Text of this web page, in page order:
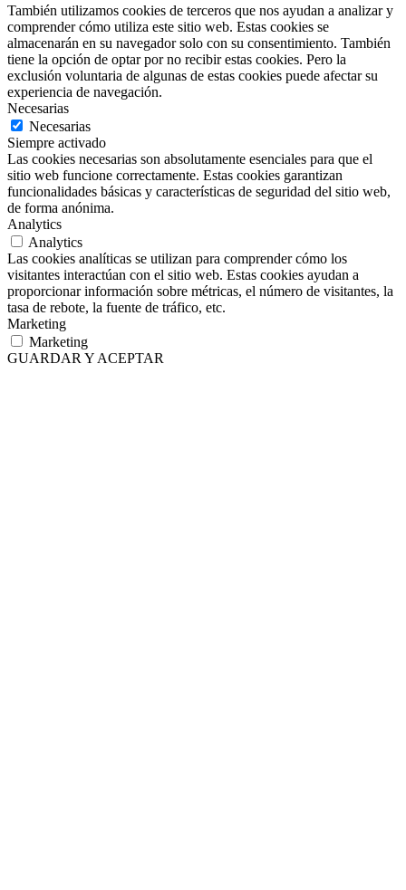
También utilizamos cookies de terceros que nos ayudan a analizar y
comprender cómo utiliza este sitio web. Estas cookies se
almacenarán en su navegador solo con su consentimiento. También
tiene la opción de optar por no recibir estas cookies. Pero la
exclusión voluntaria de algunas de estas cookies puede afectar su
experiencia de navegación.
Necesarias
Necesarias
Siempre activado
Las cookies necesarias son absolutamente esenciales para que el
sitio web funcione correctamente. Estas cookies garantizan
funcionalidades básicas y características de seguridad del sitio web,
de forma anónima.
Analytics
Analytics
Las cookies analíticas se utilizan para comprender cómo los
visitantes interactúan con el sitio web. Estas cookies ayudan a
proporcionar información sobre métricas, el número de visitantes, la
tasa de rebote, la fuente de tráfico, etc.
Marketing
Marketing
GUARDAR Y ACEPTAR